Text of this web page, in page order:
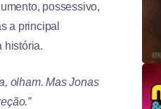
possessivo,
a principal
história.
olham. Mas Jonas
”